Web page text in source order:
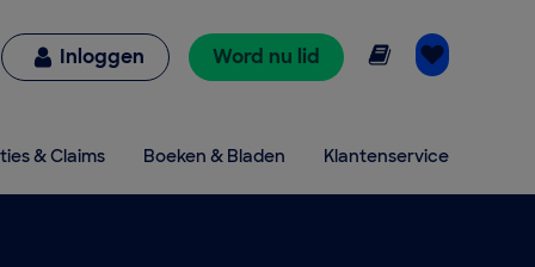
Inloggen Word nu lid Online lezen
& Claims Boeken & Bladen Klantenservice